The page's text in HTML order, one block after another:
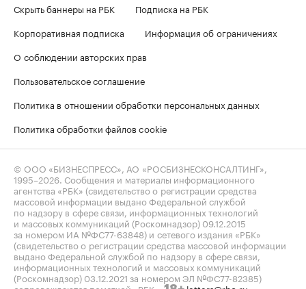
Скрыть баннеры на РБК
Подписка на РБК
Корпоративная подписка
Информация об ограничениях
О соблюдении авторских прав
Пользовательское соглашение
Политика в отношении обработки персональных данных
Политика обработки файлов cookie
© ООО «БИЗНЕСПРЕСС», АО «РОСБИЗНЕСКОНСАЛТИНГ»,
1995–2026 . Сообщения и материалы информационного
агентства «РБК» (свидетельство о регистрации средства
массовой информации выдано Федеральной службой
по надзору в сфере связи, информационных технологий
и массовых коммуникаций (Роскомнадзор) 09.12.2015
за номером ИА №ФС77-63848) и сетевого издания «РБК»
(свидетельство о регистрации средства массовой информации
выдано Федеральной службой по надзору в сфере связи,
информационных технологий и массовых коммуникаций
(Роскомнадзор) 03.12.2021 за номером ЭЛ №ФС77-82385)